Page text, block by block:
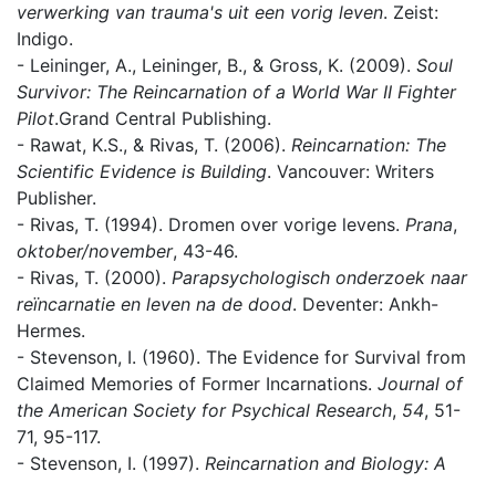
verwerking van trauma's uit een vorig leven. Zeist:
Indigo.
- Leininger, A., Leininger, B., & Gross, K. (2009). Soul
Survivor: The Reincarnation of a World War II Fighter
Pilot.Grand Central Publishing.
- Rawat, K.S., & Rivas, T. (2006). Reincarnation: The
Scientific Evidence is Building. Vancouver: Writers
Publisher.
- Rivas, T. (1994). Dromen over vorige levens. Prana,
oktober/november, 43-46.
- Rivas, T. (2000). Parapsychologisch onderzoek naar
reïncarnatie en leven na de dood. Deventer: Ankh-
Hermes.
- Stevenson, I. (1960). The Evidence for Survival from
Claimed Memories of Former Incarnations. Journal of
the American Society for Psychical Research, 54, 51-
71, 95-117.
- Stevenson, I. (1997). Reincarnation and Biology: A